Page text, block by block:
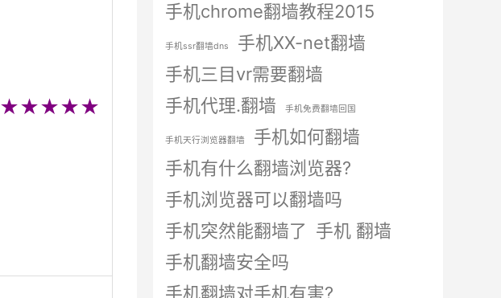
★★★★★
手机chrome翻墙教程2015
手机ssr翻墙dns
手机XX-net翻墙
手机三目vr需要翻墙
手机代理.翻墙
手机免费翻墙回国
手机天行浏览器翻墙
手机如何翻墙
手机有什么翻墙浏览器?
手机浏览器可以翻墙吗
手机突然能翻墙了 手机 翻墙
手机翻墙安全吗
手机翻墙对手机有害?